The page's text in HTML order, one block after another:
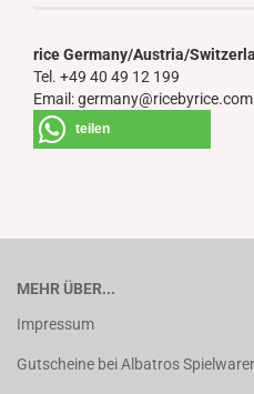
rice Germany/Austria/
Tel. +49 40 49 12 199
Email: germany@ricebyrice.com
teilen
MEHR ÜBER...
Impressum
Gutscheine bei Albatros